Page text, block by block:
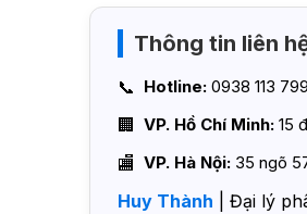
Thông tin liên
Hotline: 0938 113
VP. Hồ Chí Minh: 15
VP. Hà Nội: 35 ngõ
Huy Thành | Đại lý